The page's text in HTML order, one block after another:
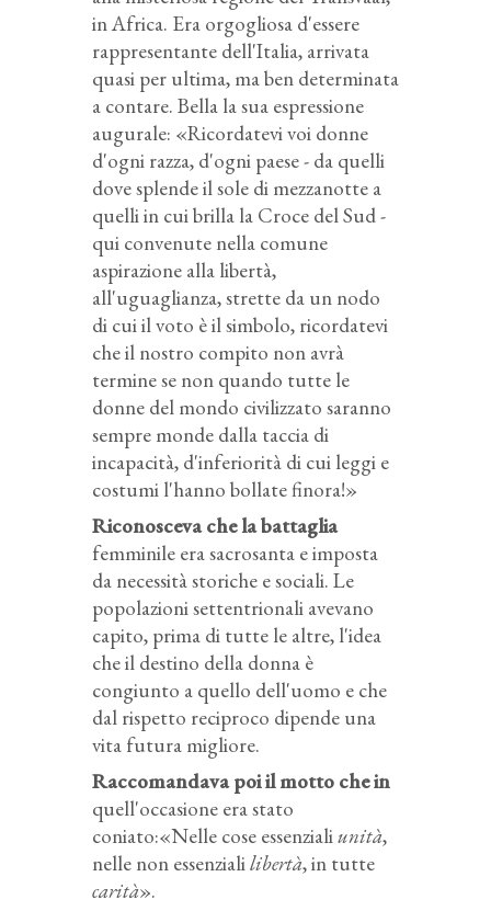
in Africa. Era orgogliosa d'essere
rappresentante dell'Italia, arrivata
quasi per ultima, ma ben determinata
a contare. Bella la sua espressione
augurale: «Ricordatevi voi donne
d'ogni razza, d'ogni paese - da quelli
dove splende il sole di mezzanotte a
quelli in cui brilla la Croce del Sud -
qui convenute nella comune
aspirazione alla libertà,
all'uguaglianza, strette da un nodo
di cui il voto è il simbolo, ricordatevi
che il nostro compito non avrà
termine se non quando tutte le
donne del mondo civilizzato saranno
sempre monde dalla taccia di
incapacità, d'inferiorità di cui leggi e
costumi l'hanno bollate finora!»
Riconosceva che la battaglia
femminile era sacrosanta e imposta
da necessità storiche e sociali. Le
popolazioni settentrionali avevano
capito, prima di tutte le altre, l'idea
che il destino della donna è
congiunto a quello dell'uomo e che
dal rispetto reciproco dipende una
vita futura migliore.
Raccomandava poi il motto che in
quell'occasione era stato
coniato:«Nelle cose essenzialiunità,
nelle non essenzialilibertà, in tutte
carità».